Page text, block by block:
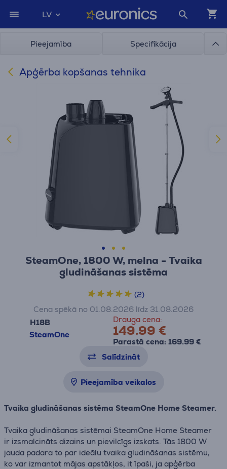
LV
Pieejamība Specifikācija
Apģērba kopšanas tehnika
SteamOne, 1800 W, melna - Tvaika
gludināšanas sistēma
H18B
SteamOne
Drauga cena:
149.99 €
Parastā cena: 169.99 €
Cena spēkā no 01.08.2026 līdz 31.08.2026
(2)
Salīdzināt
Pieejamība veikalos
Tvaika gludināšanas sistēma SteamOne Home Steamer.
Tvaika gludināšanas sistēmai SteamOne Home Steamer
ir izsmalcināts dizains un pievilcīgs izskats. Tās 1800 W
jauda padara to par ideālu tvaika gludināšanas sistēmu,
ko var izmantot mājas apstākļos, it īpaši, ja apģērba